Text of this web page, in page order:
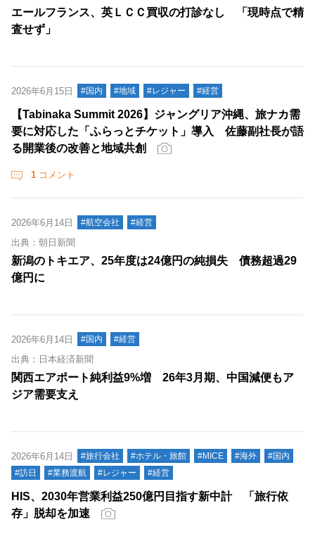
エールフランス、英ＬＣＣ買収の打診なし 「現時点で精
査せず」
2026年6月15日 #国内 #地域 #レジャー #経営
【Tabinaka Summit 2026】ジャングリア沖縄、旅ナカ需
要に対応した「ふらっとチケット」導入 佐藤副社長が語
る開業後の改善と地域共創
1 コメント
2026年6月14日 #航空会社 #経営
出典：朝日新聞
新潟のトキエア、25年度は24億円の純損失 債務超過29
億円に
2026年6月14日 #国内 #経営
出典：日本経済新聞
関西エアポート純利益9%増 26年3月期、中国減便もア
ジア需要支え
2026年6月14日 #旅行会社 #ホテル・旅館 #MICE #海外
#国内
#訪日
#業務渡航 #レジャー #経営
HIS、2030年営業利益250億円目指す新中計 「旅行依
存」脱却を加速